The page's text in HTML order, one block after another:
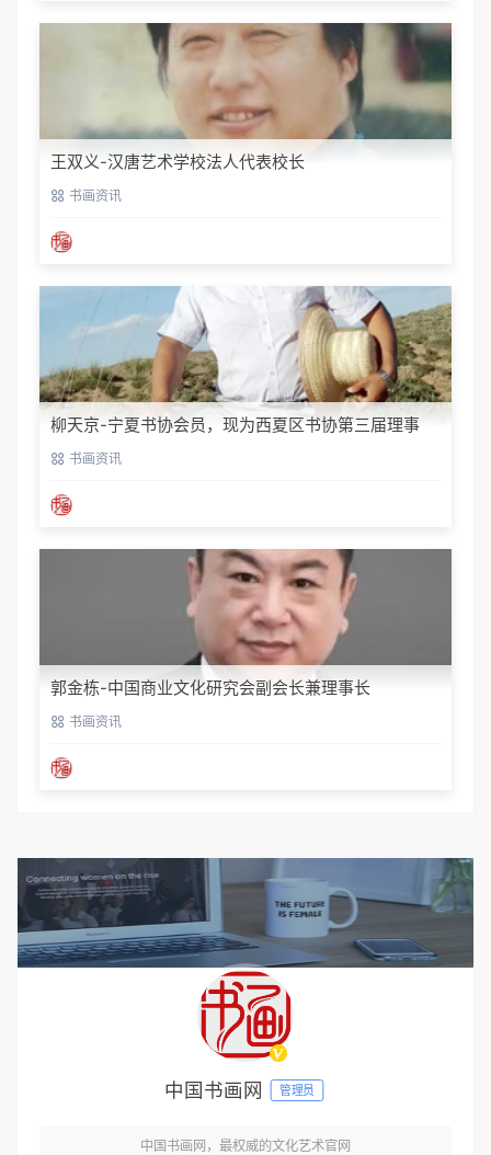
王双义-汉唐艺术学校法人代表校长
书画资讯
柳天京-宁夏书协会员，现为西夏区书协第三届理事
书画资讯
郭金栋-中国商业文化研究会副会长兼理事长
书画资讯
中国书画网 管理员
中国书画网，最权威的文化艺术官网